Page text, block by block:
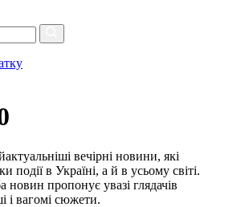
вечірні новини, які
події в Україні, а й в усьому світі.
новин пропонує увазі глядачів
і вагомі сюжети.